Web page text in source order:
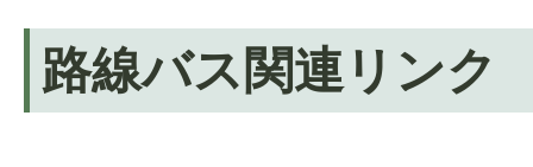
路線バス関連リンク